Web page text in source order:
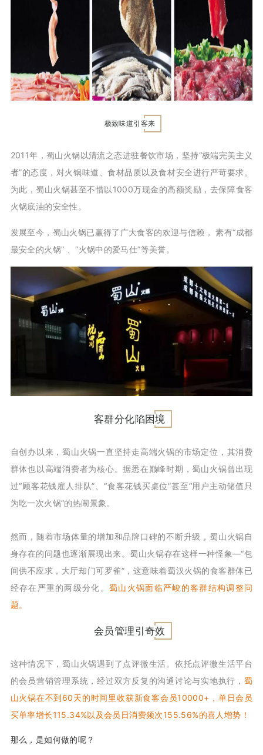
极致味道引客来
2011年，蜀山火锅以清流之态进驻餐饮市场，坚持“极端完美主义
者”的态度，对火锅味道、食材品质以及食材安全进行严苛要求。
为此，蜀山火锅甚至不惜以1000万现金的高额奖励，去保障食客
火锅底油的安全性。
发展至今，蜀山火锅已赢得了广大食客的欢迎与信赖， 素有“成都
最安全的火锅” 、“火锅中的爱马仕”等美誉。
客群分化陷困境
自创办以来，蜀山火锅一直坚持走高端火锅的市场定位，其消费
群体也以高端消费者为核心。据悉在巅峰时期，蜀山火锅曾出现
过“顾客花钱雇人排队”、“食客花钱买桌位”甚至“用户主动储值只
为吃一次火锅”的热闹景象。
然而，随着市场体量的增加和品牌口碑的不断升级，蜀山火锅自
身存在的问题也逐渐展现出来。蜀山火锅存在这样一种怪象—“包
间供不应求，大厅却门可罗雀”，这意味着蜀汉火锅的食客群体已
经存在严重的两级分化。蜀山火锅面临严峻的客群结构调整问
题。
会员管理引奇效
这种情况下，蜀山火锅遇到了点评微生活。依托点评微生活平台
的会员营销管理系统，经过双方反复的沟通讨论与实地执行，蜀
山火锅在不到60天的时间里收获新食客会员10000+，单日会员
买单率增长115.34%以及会员日消费频次155.56%的喜人增势！
那么，是如何做的呢？